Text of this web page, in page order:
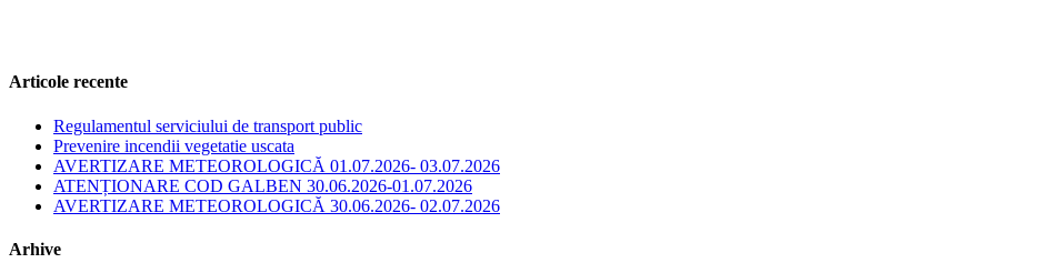
Articole recente
Regulamentul serviciului de transport public
Prevenire incendii vegetatie uscata
AVERTIZARE METEOROLOGICĂ 01.07.2026- 03.07.2026
ATENȚIONARE COD GALBEN 30.06.2026-01.07.2026
AVERTIZARE METEOROLOGICĂ 30.06.2026- 02.07.2026
Arhive